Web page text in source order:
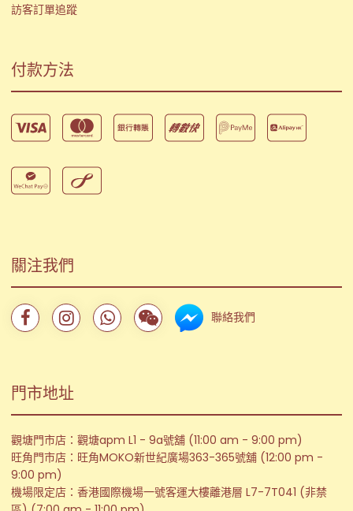
訪客訂單追蹤
付款方法
關注我們
聯絡我們
門市地址
觀塘門市店：觀塘apm L1 - 9a號舖 (11:00 am - 9:00 pm)
旺角門市店：旺角MOKO新世紀廣場363-365號舖 (12:00 pm -
9:00 pm)
機場限定店：香港國際機場一號客運大樓離港層 L7-7T041 (非禁